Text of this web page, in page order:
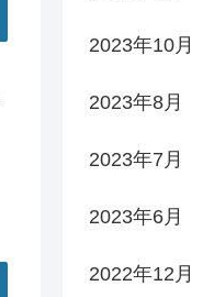
2023年10月
2023年8月
2023年7月
2023年6月
2022年12月